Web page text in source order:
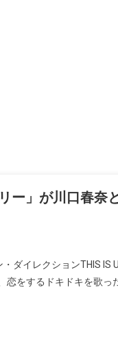
ー」が川口春奈
ダイレクションTHIS
をするドキドキを歌っ